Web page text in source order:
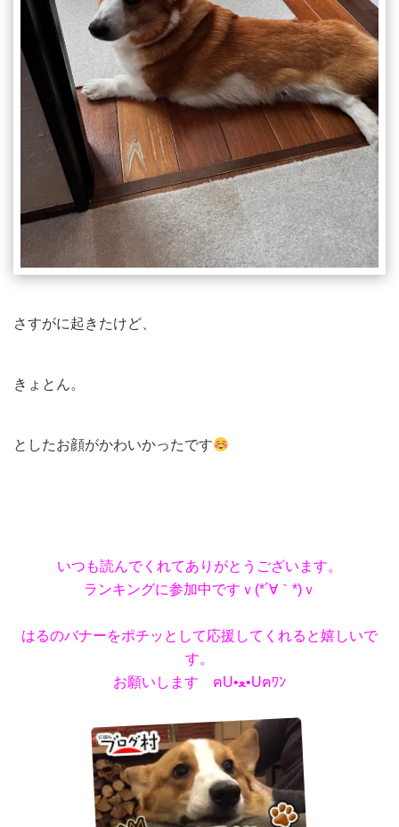
さすがに起きたけど、
きょとん。
としたお顔がかわいかったです
いつも読んでくれてありがとうございます。
ランキングに参加中ですｖ(*´∀｀*)ｖ
はるのバナーをポチッとして応援してくれると嬉しいで
す。
お願いします ฅU•ﻌ•Uฅﾜﾝ